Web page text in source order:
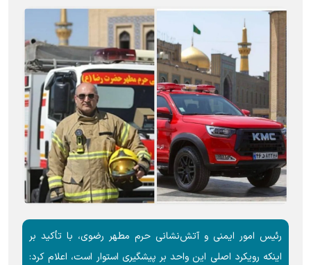
رئیس امور ایمنی و آتش‌نشانی حرم مطهر رضوی، با تأکید بر
اینکه رویکرد اصلی این واحد بر پیشگیری استوار است، اعلام کرد: